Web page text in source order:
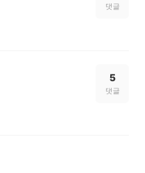
댓글
5
댓글